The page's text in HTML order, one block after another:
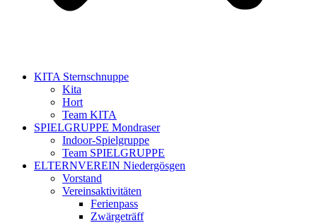
KITA Sternschnuppe
Kita
Hort
Team KITA
SPIELGRUPPE Mondraser
Indoor-Spielgruppe
Team SPIELGRUPPE
ELTERNVEREIN Niedergösgen
Vorstand
Vereinsaktivitäten
Ferienpass
Zwärgeträff